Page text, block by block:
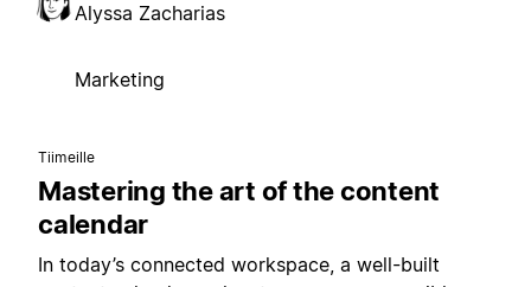
Alyssa Zacharias
Marketing
Tiimeille
Mastering the art of the content
calendar
In today’s connected workspace, a well-built